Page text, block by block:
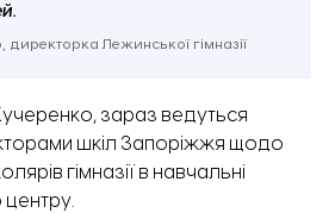
Лежинської гімназії
зараз ведуться
шкіл Запоріжжя щодо
гімназії в навчальні